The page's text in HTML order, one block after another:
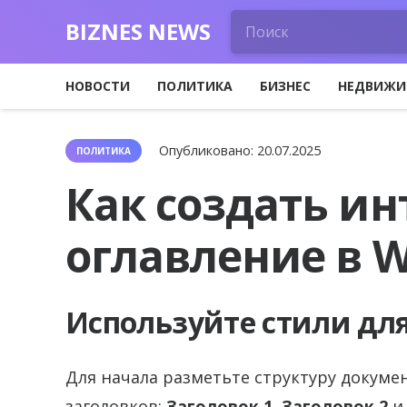
BIZNES NEWS
НОВОСТИ ПОЛИТИКА БИЗНЕС
ПОЛИТИКА Опубликовано: 20.07.2025
Как создать
оглавление в
Используйте стили
Для начала разметьте структуру